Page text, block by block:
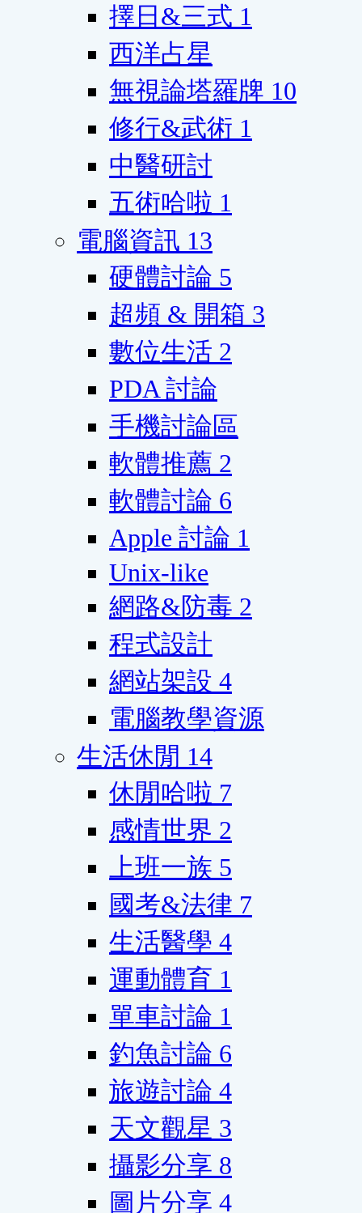
擇日&三式 1
西洋占星
無視論塔羅牌 10
修行&武術 1
中醫研討
五術哈啦 1
電腦資訊 13
硬體討論 5
超頻 & 開箱 3
數位生活 2
PDA 討論
手機討論區
軟體推薦 2
軟體討論 6
Apple 討論 1
Unix-like
網路&防毒 2
程式設計
網站架設 4
電腦教學資源
生活休閒 14
休閒哈啦 7
感情世界 2
上班一族 5
國考&法律 7
生活醫學 4
運動體育 1
單車討論 1
釣魚討論 6
旅遊討論 4
天文觀星 3
攝影分享 8
圖片分享 4